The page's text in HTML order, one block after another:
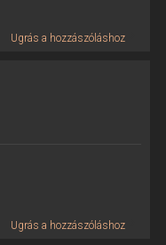
Ugrás a hozzászóláshoz
Ugrás a hozzászóláshoz